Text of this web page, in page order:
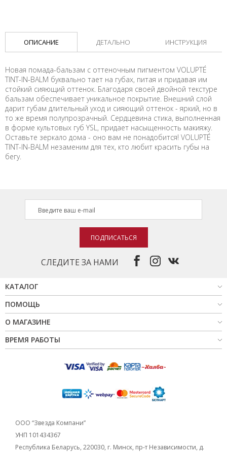
ОПИСАНИЕ ДЕТАЛЬНО ИНСТРУКЦИЯ
Новая помада-бальзам с оттеночным пигментом VOLUPTÉ
TINT-IN-BALM буквально тает на губах, питая и придавая им
стойкий сияющий оттенок. Благодаря своей двойной текстуре
бальзам обеспечивает уникальное покрытие. Внешний слой
дарит губам длительный уход и сияющий оттенок - яркий, но в
то же время полупрозрачный. Сердцевина стика, выполненная
в форме культовых губ YSL, придает насыщенность макияжу.
Оставьте зеркало дома - оно вам не понадобится! VOLUPTÉ
TINT-IN-BALM незаменим для тех, кто любит красить губы на
бегу.
СЛЕДИТЕ ЗА НАМИ
ПОДПИСАТЬСЯ
КАТАЛОГ
ПОМОЩЬ
О МАГАЗИНЕ
ВРЕМЯ РАБОТЫ
ООО “Звезда Компани”
УНП 101434367
Республика Беларусь, 220030, г. Минск, пр-т Независимости, д.